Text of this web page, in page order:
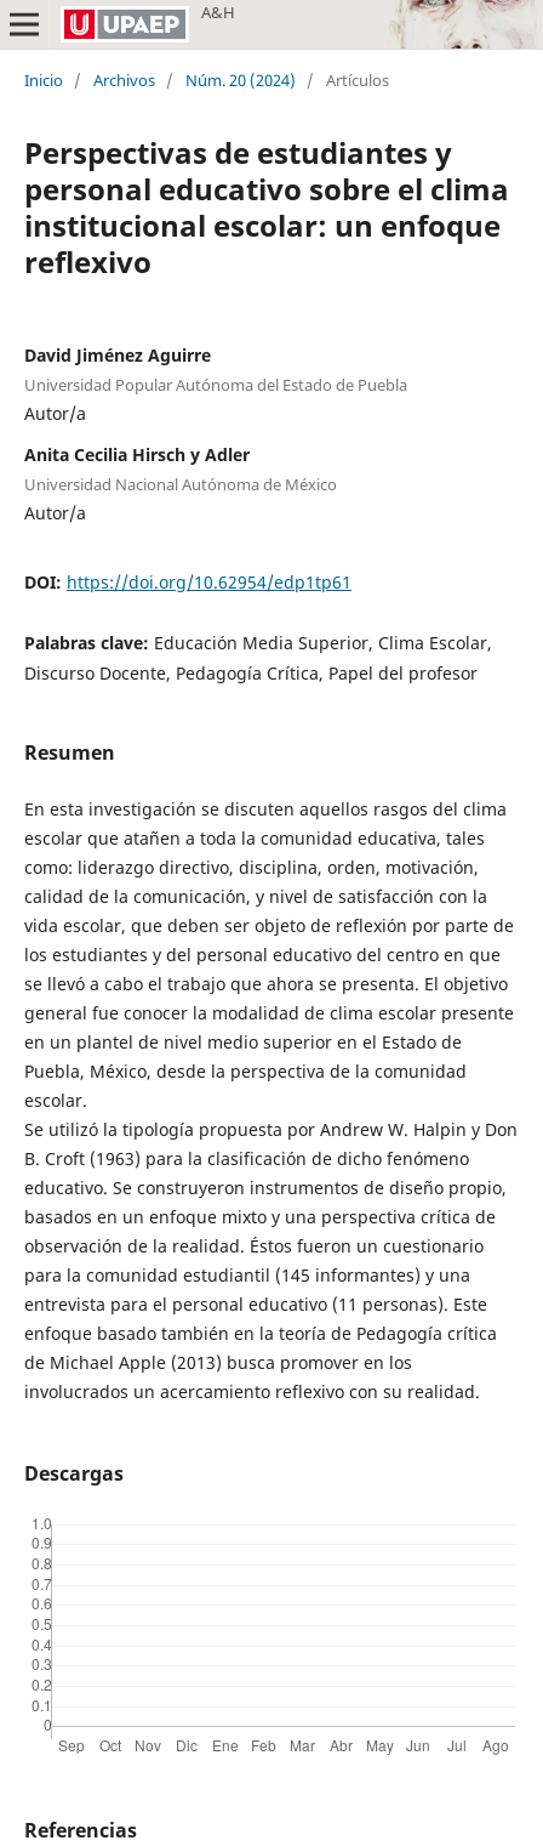
A&H
Inicio / Archivos / Núm. 20 (2024) / Artículos
Perspectivas de estudiantes y
personal educativo sobre el clima
institucional escolar: un enfoque
reflexivo
David Jiménez Aguirre
Universidad Popular Autónoma del Estado de Puebla
Autor/a
Anita Cecilia Hirsch y Adler
Universidad Nacional Autónoma de México
Autor/a
DOI: https://doi.org/10.62954/edp1tp61
Palabras clave: Educación Media Superior, Clima Escolar,
Discurso Docente, Pedagogía Crítica, Papel del profesor
Resumen
En esta investigación se discuten aquellos rasgos del clima
escolar que atañen a toda la comunidad educativa, tales
como: liderazgo directivo, disciplina, orden, motivación,
calidad de la comunicación, y nivel de satisfacción con la
vida escolar, que deben ser objeto de reflexión por parte de
los estudiantes y del personal educativo del centro en que
se llevó a cabo el trabajo que ahora se presenta. El objetivo
general fue conocer la modalidad de clima escolar presente
en un plantel de nivel medio superior en el Estado de
Puebla, México, desde la perspectiva de la comunidad
escolar.
Se utilizó la tipología propuesta por Andrew W. Halpin y Don
B. Croft (1963) para la clasificación de dicho fenómeno
educativo. Se construyeron instrumentos de diseño propio,
basados en un enfoque mixto y una perspectiva crítica de
observación de la realidad. Éstos fueron un cuestionario
para la comunidad estudiantil (145 informantes) y una
entrevista para el personal educativo (11 personas). Este
enfoque basado también en la teoría de Pedagogía crítica
de Michael Apple (2013) busca promover en los
involucrados un acercamiento reflexivo con su realidad.
Descargas
Referencias